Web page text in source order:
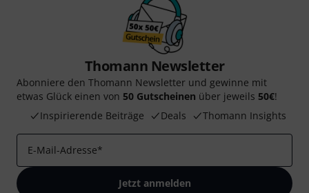
Thomann Newsletter
Abonniere den Thomann Newsletter und gewinne mit
etwas Glück einen von 50 Gutscheinen über jeweils 50€!
Inspirierende Beiträge
Deals Thomann Insights
E-Mail-Adresse*
Jetzt anmelden